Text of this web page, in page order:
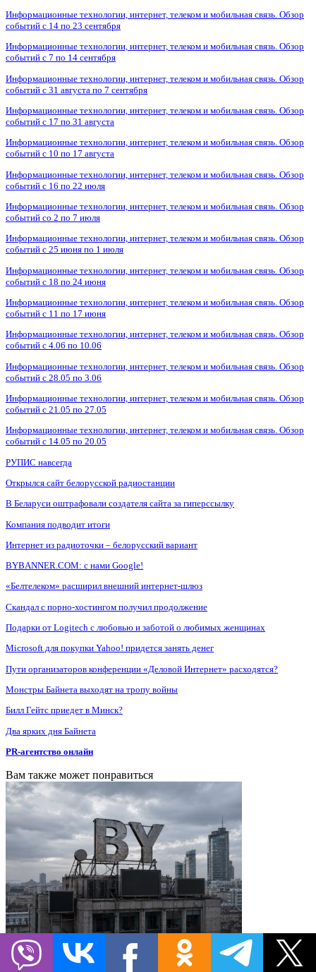
Информационные технологии, интернет, телеком и мобильная связь. Обзор
событий с 14 по 23 сентября
Информационные технологии, интернет, телеком и мобильная связь. Обзор
событий с 7 по 14 сентября
Информационные технологии, интернет, телеком и мобильная связь. Обзор
событий с 31 августа по 7 сентября
Информационные технологии, интернет, телеком и мобильная связь. Обзор
событий с 17 по 31 августа
Информационные технологии, интернет, телеком и мобильная связь. Обзор
событий с 10 по 17 августа
Информационные технологии, интернет, телеком и мобильная связь. Обзор
событий с 16 по 22 июля
Информационные технологии, интернет, телеком и мобильная связь. Обзор
событий со 2 по 7 июля
Информационные технологии, интернет, телеком и мобильная связь. Обзор
событий с 25 июня по 1 июля
Информационные технологии, интернет, телеком и мобильная связь. Обзор
событий с 18 по 24 июня
Информационные технологии, интернет, телеком и мобильная связь. Обзор
событий с 11 по 17 июня
Информационные технологии, интернет, телеком и мобильная связь. Обзор
событий с 4.06 по 10.06
Информационные технологии, интернет, телеком и мобильная связь. Обзор
событий с 28.05 по 3.06
Информационные технологии, интернет, телеком и мобильная связь. Обзор
событий с 21.05 по 27.05
Информационные технологии, интернет, телеком и мобильная связь. Обзор
событий с 14.05 по 20.05
РУПИС навсегда
Открылся сайт белорусской радиостанции
В Беларуси оштрафовали создателя сайта за гиперссылку
Компания подводит итоги
Интернет из радиоточки – белорусский вариант
BYBANNER.COM: c нами Google!
«Белтелеком» расширил внешний интернет-шлюз
Скандал с порно-хостингом получил продолжение
Подарки от Logitech с любовью и заботой о любимых женщинах
Microsoft для покупки Yahoo! придется занять денег
Пути организаторов конференции «Деловой Интернет» расходятся?
Монстры Байнета выходят на тропу войны
Билл Гейтс приедет в Минск?
Два ярких дня Байнета
PR-агентство онлайн
Вам также может понравиться
Число зарегистрированных доменов Байнета растёт, но растёт
ли цифровая экономика?